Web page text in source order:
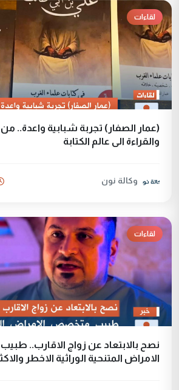
لقاءات
(عمار الصفار) تجربة شبابية واعدة..
والقراءة الى عالم الكتابة
وكالة نون
لقاءات
نصح بالابتعاد عن زواج الاقارب..
الامراض المتنحية الوراثية الاخطر